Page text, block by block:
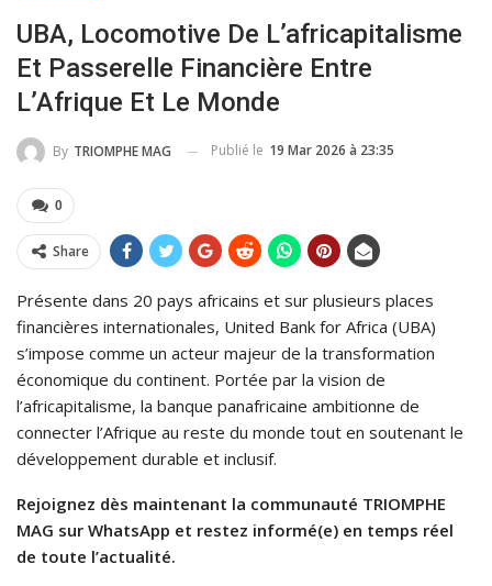
UBA, Locomotive De L’africapitalisme
Et Passerelle Financière Entre
L’Afrique Et Le Monde
By TRIOMPHE MAG Publié le 19 Mar 2026 à 23:35
0
Share
Présente dans 20 pays africains et sur plusieurs places
financières internationales, United Bank for Africa (UBA)
s’impose comme un acteur majeur de la transformation
économique du continent. Portée par la vision de
l’africapitalisme, la banque panafricaine ambitionne de
connecter l’Afrique au reste du monde tout en soutenant le
développement durable et inclusif.
Rejoignez dès maintenant la communauté TRIOMPHE
MAG sur WhatsApp et restez informé(e) en temps réel
de toute l’actualité.